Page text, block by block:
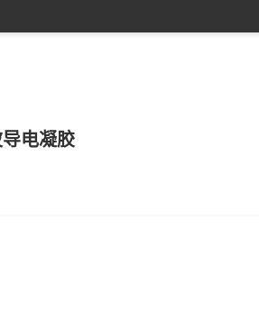
电凝胶